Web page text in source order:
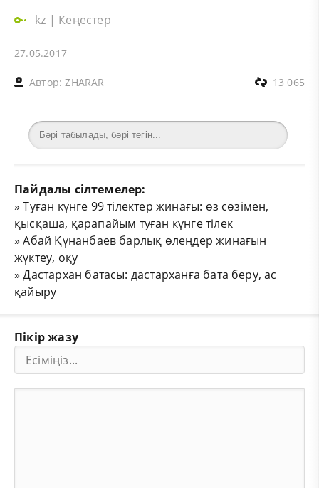
kz | Кеңестер
27.05.2017
Автор:ZHARAR 13 065
Пайдалы сілтемелер:
»Туған күнге 99 тілектер жинағы: өз сөзімен,
қысқаша, қарапайым туған күнге тілек
»Абай Құнанбаев барлық өлеңдер жинағын
жүктеу, оқу
»Дастархан батасы: дастарханға бата беру, ас
қайыру
Пікір жазу